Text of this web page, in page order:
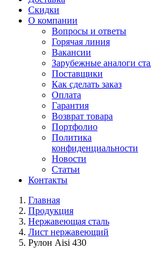
Скидки
О компании
Вопросы и ответы
Горячая линия
Вакансии
Зарубежные аналоги
Поставщики
Как сделать заказ
Оплата
Гарантия
Возврат товара
Портфолио
Политика
конфиденциальности
Новости
Статьи
Контакты
Главная
Продукция
Нержавеющая сталь
Лист нержавеющий
Рулон Aisi 430